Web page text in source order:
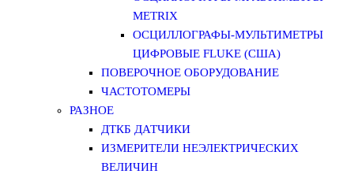
METRIX
ОСЦИЛЛОГРАФЫ-МУЛЬТИМЕТРЫ
ЦИФРОВЫЕ FLUKE (США)
ПОВЕРОЧНОЕ ОБОРУДОВАНИЕ
ЧАСТОТОМЕРЫ
РАЗНОЕ
ДТКБ ДАТЧИКИ
ИЗМЕРИТЕЛИ НЕЭЛЕКТРИЧЕСКИХ
ВЕЛИЧИН